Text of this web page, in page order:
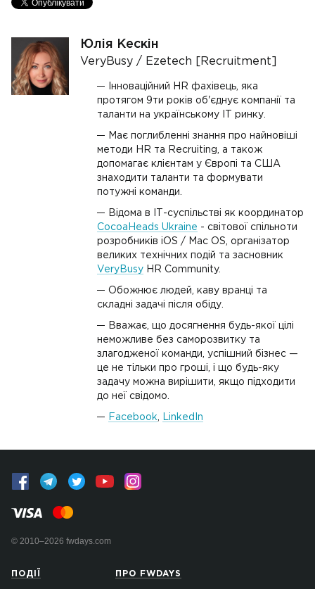
Юлія Кескін
VeryBusy / Ezetech [Recruitment]
Інноваційний HR фахівець, яка
протягом 9ти років об'єднує компанії та
таланти на українському ІТ ринку.
Має поглибленні знання про найновіші
методи HR та Recruiting, а також
допомагає клієнтам у Європі та США
знаходити таланти та формувати
потужні команди.
Відома в ІТ-суспільстві як координатор
CocoaHeads Ukraine - світової спільноти
розробників iOS / Mac OS, організатор
великих технічних подій та засновник
VeryBusy HR Community.
Обожнює людей, каву вранці та
складні задачі після обіду.
Вважає, що досягнення будь-якої цілі
неможливе без саморозвитку та
злагодженої команди, успішний бізнес —
це не тільки про гроші, і що будь-яку
задачу можна вирішити, якщо підходити
до неї свідомо.
Facebook LinkedIn
© 2010–2026 fwdays.com
ПОДІЇ ПРО FWDAYS